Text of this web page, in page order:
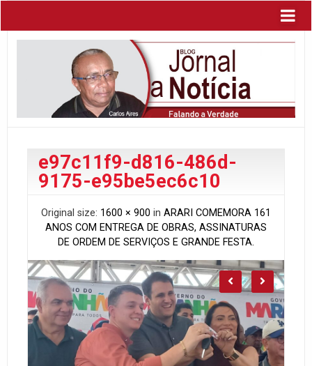
e97c11f9-d816-486d-
9175-e95be5ec6c10
Original size: 1600 × 900 in ARARI COMEMORA 161
ANOS COM ENTREGA DE OBRAS, ASSINATURAS
DE ORDEM DE SERVIÇOS E GRANDE FESTA.